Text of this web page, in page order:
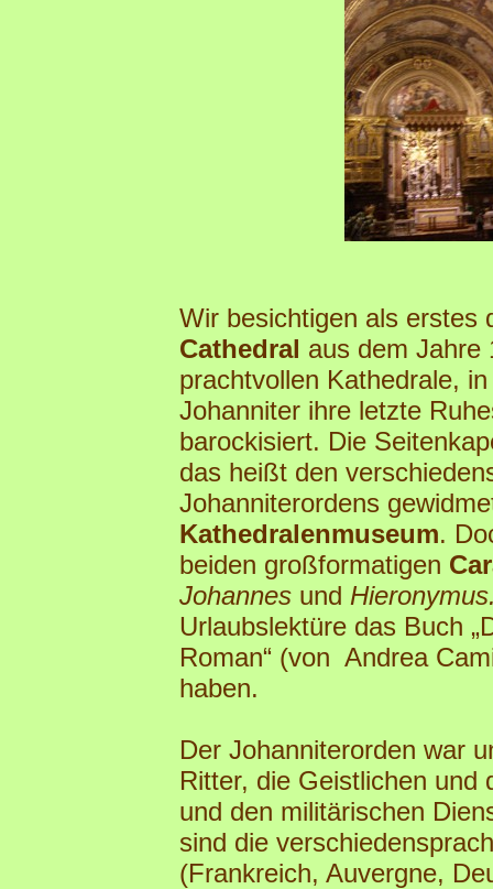
Wir besichtigen als erstes
Cathedral aus dem Jahre
prachtvollen Kathedrale,
Johanniter ihre letzte
barockisiert. Die
das heißt den
Johanniterordens
Kathedralenmuseum.
beiden großformatigen
Johannes und
Urlaubslektüre das Buch
Roman“ (von Andrea
haben.
Der Johanniterorden war
Ritter, die Geistlichen und
und den militärischen
sind die
(Frankreich, Auvergne,